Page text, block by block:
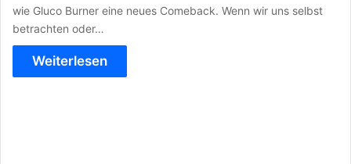
wie Gluco Burner eine neues Comeback. Wenn wir uns selbst
betrachten oder…
Weiterlesen